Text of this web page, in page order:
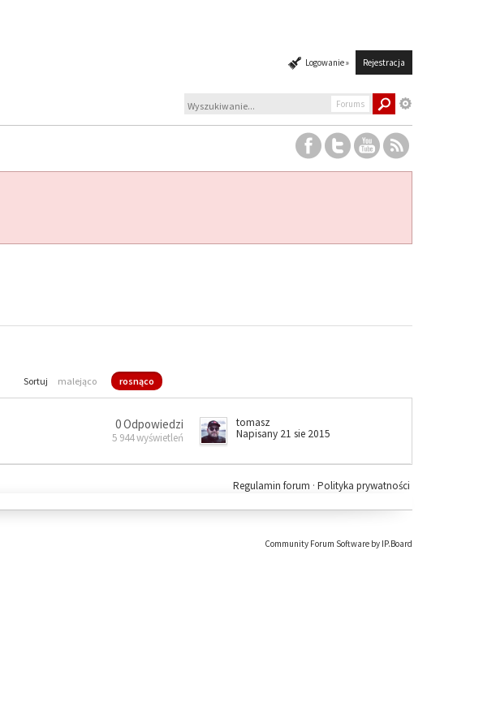
Logowanie » Rejestracja
Forums
Sortuj malejąco rosnąco
0 Odpowiedzi
5 944 wyświetleń
tomasz
Napisany 21 sie 2015
Polityka prywatności
Regulamin forum ·
Community Forum Software by IP.Board